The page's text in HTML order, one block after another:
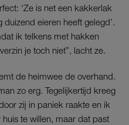
‘Ze is net een kakkerlak
eieren heeft gelegd’.
ik telkens met hakken
je toch niet”, lacht ze.
de heimwee de overhand.
zo erg. Tegelijkertijd kreeg
zij in paniek raakte en ik
te willen, maar dat past